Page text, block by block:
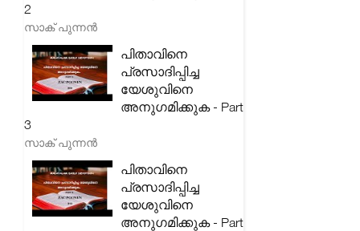
2
സാക് പുന്നൻ
പിതാവിനെ
പ്രസാദിപ്പിച്ച
യേശുവിനെ
അനുഗമിക്കുക - Part
3
സാക് പുന്നൻ
പിതാവിനെ
പ്രസാദിപ്പിച്ച
യേശുവിനെ
അനുഗമിക്കുക - Part